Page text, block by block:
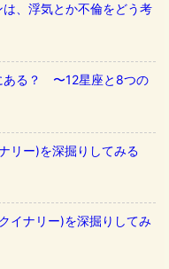
、浮気とか不倫をどう考
ある？ 〜12星座と8つの
リー)を深掘りしてみる
イナリー)を深掘りしてみ